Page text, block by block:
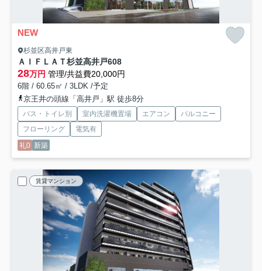
NEW
杉並区高井戸東
ＡＩＦＬＡＴ杉並高井戸608
28万円 管理/共益費20,000円
6階 / 60.65㎡ / 3LDK /予定
京王井の頭線「高井戸」駅 徒歩8分
バス・トイレ別 室内洗濯機置場 エアコン
バルコニー
フローリング
電気有
礼0 新築
賃貸マンション